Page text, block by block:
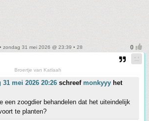
• zondag 31 mei 2026 @ 23:39 • 28
Broertje van Katlaah
31 mei 2026 20:26 schreef monkyyy het
een zoogdier behandelen dat het uiteindelijk
te planten?